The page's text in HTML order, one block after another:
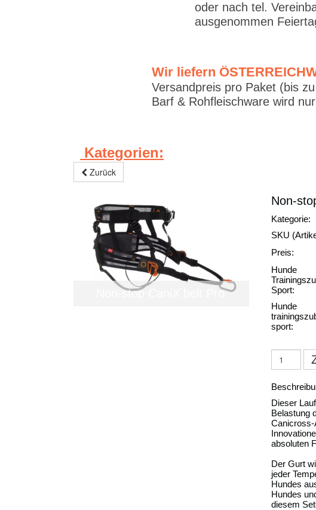
oder nach tel.
ausgenommen
Wir liefern
Versandpreis pro Paket (bis
Barf & Rohfleischware wird
Kategorien:
Zurück
Non-stop CaniX belt Pro
Non-
Kategorie:
SKU
Preis:
Hunde
Sport:
Hunde
sport:
Dieser
Belastung
Canicross-
absoluten
Der Gurt
jeder
Hundes
Hundes
diesem